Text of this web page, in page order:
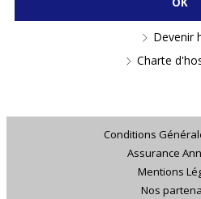
Devenir
Charte
Conditions
Assurance
Mentions
Nos